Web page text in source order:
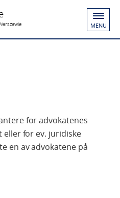
MENU
for advokatenes
eller for ev. juridiske
en av advokatene på